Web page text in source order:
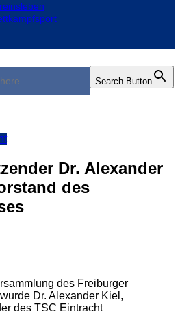
Search Button
Dr. Alexander
des
des Freiburger
Dr. Alexander Kiel,
des TSC Eintracht